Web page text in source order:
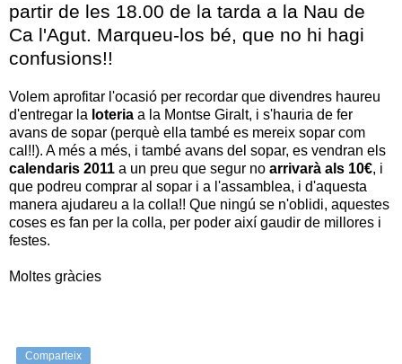
partir de les 18.00 de la tarda a la Nau de
Ca l'Agut. Marqueu-los bé, que no hi hagi
confusions!!
Volem aprofitar l'ocasió per recordar que divendres haureu
d'entregar la loteria a la Montse Giralt, i s'hauria de fer
avans de sopar (perquè ella també es mereix sopar com
cal!!). A més a més, i també avans del sopar, es vendran els
calendaris 2011 a un preu que segur no arrivarà als 10€, i
que podreu comprar al sopar i a l'assamblea, i d'aquesta
manera ajudareu a la colla!! Que ningú se n'oblidi, aquestes
coses es fan per la colla, per poder així gaudir de millores i
festes.
Moltes gràcies
Comparteix